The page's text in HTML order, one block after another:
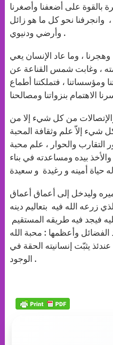
بالقوة على أضعفنا وأصغرنا
وانجرفنا نحو كل ما هو زائل
وأرضي ودنيوي .
، وما عاد الإنسان يعي
، وغابت شمس القناعة عن
ومؤسساتنا ، فتملكتنا أطماع
والإتصالات من كل شيء إلا من
شيء إلاّ علم وثقافة المحبة
والحوار ، علم محبة
والأخذ بيده ومساعدته في بناء
وليدخل إلى أعماق أعماق
زرعه الله فيه بتعاليم دينه
فيجد فيه طريقه المستقيم
وأعظمها : محبة الله
يثبّت إنسانيته الحقة في
الوجود .